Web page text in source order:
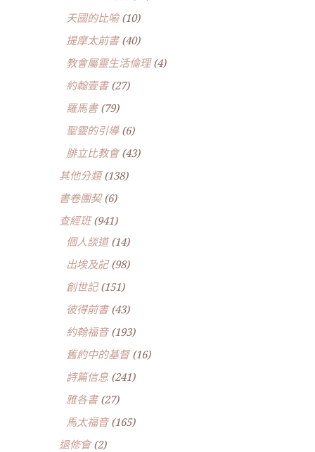
天國的比喻(10)
提摩太前書(40)
教會屬靈生活倫理(4)
約翰壹書(27)
羅馬書(79)
聖靈的引導(6)
腓立比教會(43)
其他分類(138)
書卷團契(6)
查經班(941)
個人談道(14)
出埃及記(98)
創世記(151)
彼得前書(43)
約翰福音(193)
舊約中的基督(16)
詩篇信息 (241)
雅各書(27)
馬太福音(165)
退修會(2)